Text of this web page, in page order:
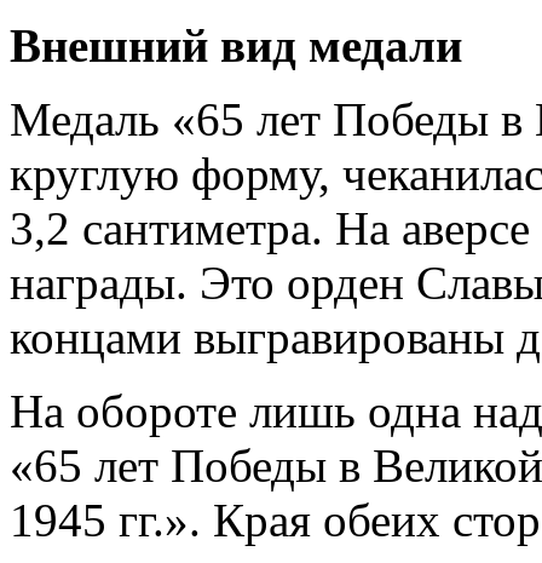
Внешний вид медали
Медаль «65 лет Победы
круглую форму,
3,2 сантиметра. На
награды. Это орден
концами выгравированы
На обороте лишь одна
«65 лет Победы в
1945 гг.». Края обеих